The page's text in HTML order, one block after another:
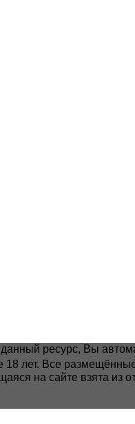
ресурс, Вы
лет. Все
на сайте взята из